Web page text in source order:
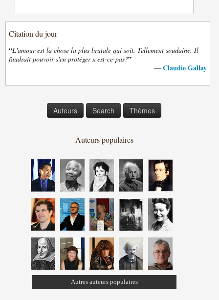
Citation du jour
“L'amour est la chose la plus brutale qui soit. Tellement soudaine. Il
faudrait pouvoir s'en protéger n'est-ce-pas?”
— Claudie Gallay
Auteurs Search Thèmes
Auteurs populaires
Autres auteurs populaires